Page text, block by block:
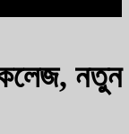
কলেজ, নতুন